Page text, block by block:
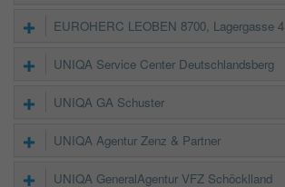
EUROHERC LEOBEN 8700, Lagergasse 4
UNIQA Service Center Deutschlandsberg
UNIQA GA Schuster
UNIQA Agentur Zenz & Partner
UNIQA GeneralAgentur VFZ Schöcklland